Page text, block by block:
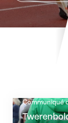
Communiqué
Twerenbold